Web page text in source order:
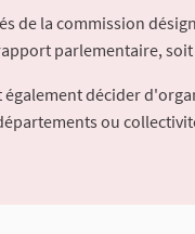
de la commission
parlementaire,
décider
ou